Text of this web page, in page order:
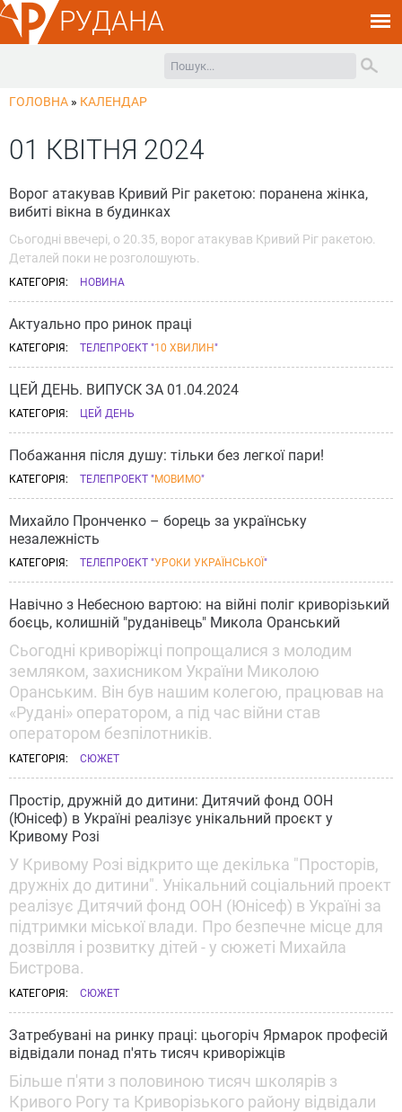
РУДАНА
ГОЛОВНА » КАЛЕНДАР
01 КВІТНЯ 2024
Ворог атакував Кривий Ріг ракетою: поранена жінка,
вибиті вікна в будинках
Сьогодні ввечері, о 20.35, ворог атакував Кривий Ріг ракетою.
Деталей поки не розголошують.
КАТЕГОРІЯ: НОВИНА
Актуально про ринок праці
КАТЕГОРІЯ: ТЕЛЕПРОЕКТ "10 ХВИЛИН"
ЦЕЙ ДЕНЬ. ВИПУСК ЗА 01.04.2024
КАТЕГОРІЯ: ЦЕЙ ДЕНЬ
Побажання після душу: тільки без легкої пари!
КАТЕГОРІЯ: ТЕЛЕПРОЕКТ "МОВИМО"
Михайло Пронченко – борець за українську
незалежність
КАТЕГОРІЯ: ТЕЛЕПРОЕКТ "УРОКИ УКРАЇНСЬКОЇ "
Навічно з Небесною вартою: на війні поліг криворізький
боєць, колишній "руданівець" Микола Оранський
Сьогодні криворіжці попрощалися з молодим
земляком, захисником України Миколою
Оранським. Він був нашим колегою, працював на
«Рудані» оператором, а під час війни став
оператором безпілотників.
КАТЕГОРІЯ: СЮЖЕТ
Простір, дружній до дитини: Дитячий фонд ООН
(Юнісеф) в Україні реалізує унікальний проєкт у
Кривому Розі
У Кривому Розі відкрито ще декілька "Просторів,
дружніх до дитини". Унікальний соціальний проект
реалізує Дитячий фонд ООН (Юнісеф) в Україні за
підтримки міської влади. Про безпечне місце для
дозвілля і розвитку дітей - у сюжеті Михайла
Бистрова.
КАТЕГОРІЯ: СЮЖЕТ
Затребувані на ринку праці: цьогоріч Ярмарок професій
відвідали понад п'ять тисяч криворіжців
Більше п'яти з половиною тисяч школярів з
Кривого Рогу та Криворізького району відвідали